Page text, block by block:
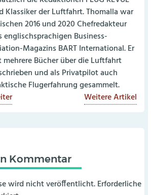
Klassiker der Luftfahrt. Thomalla war
2016 und 2020 Chefredakteur
englischsprachigen Business-
Magazins BART International. Er
mehrere Bücher über die Luftfahrt
und als Privatpilot auch
Flugerfahrung gesammelt.
Weitere Artikel
Kommentar
wird nicht veröffentlicht. Erforderliche